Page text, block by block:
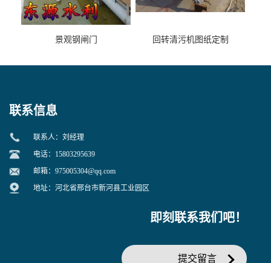
景观钢闸门 回转清污机图纸定制
联系信息
联系人：刘经理
电话：15803295639
邮箱： 975005304@qq.com
地址：河北省邢台市新河县工业园区
即刻联系我们吧！
提交留言